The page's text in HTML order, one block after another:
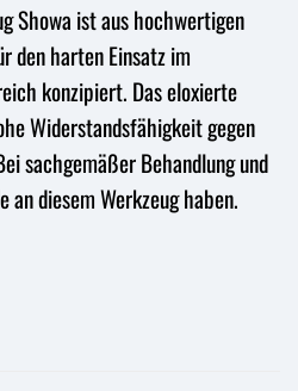
Showa ist aus hochwertigen
den harten Einsatz im
konzipiert. Das eloxierte
Widerstandsfähigkeit gegen
sachgemäßer Behandlung und
an diesem Werkzeug haben.